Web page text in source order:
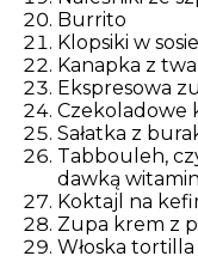
Burrito
Klopsiki w
Kanapka z
Ekspresowa
Czekoladowe
Sałatka z
Tabbouleh,
dawką
Koktajl na
Zupa krem z
Włoska tortilla